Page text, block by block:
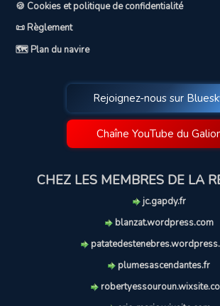
🍪 Cookies et politique de confidentialité
📜 Règlement
🗺️ Plan du navire
Rejoignez-nous sur
Chaîne YouTube du
CHEZ LES MEMBRES DE LA
jc.gapdy.fr
blanzat.wordpress.com
plumesascendantes.fr